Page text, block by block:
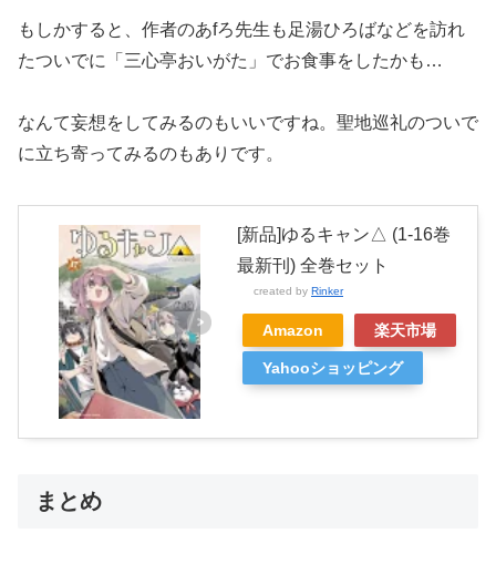
もしかすると、作者のあfろ先生も足湯ひろばなどを訪れ
たついでに「三心亭おいがた」でお食事をしたかも…
なんて妄想をしてみるのもいいですね。聖地巡礼のついで
に立ち寄ってみるのもありです。
[新品]ゆるキャン△ (1-16巻
最新刊) 全巻セット
created by Rinker
Amazon 楽天市場
Yahooショッピング
まとめ